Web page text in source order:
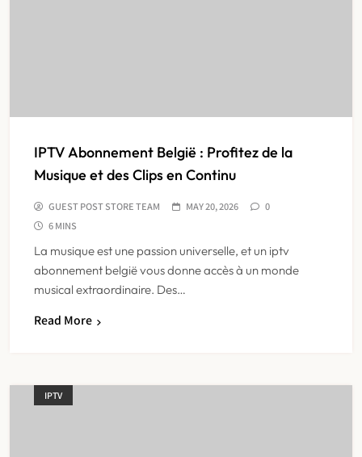
IPTV Abonnement België : Profitez de la
Musique et des Clips en Continu
GUEST POST STORE TEAM MAY 20, 2026
0
6 MINS
La musique est une passion universelle, et un iptv
abonnement belgië vous donne accès à un monde
musical extraordinaire. Des…
Read More
IPTV